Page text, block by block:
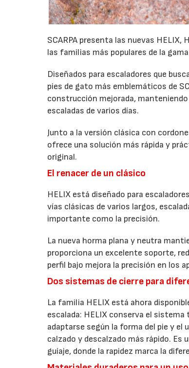
SCARPA presenta las nuevas HELIX,
las familias más populares de la
Diseñados para escaladores que
pies de gato más emblemáticos de
construcción mejorada,
escaladas de varios días.
Junto a la versión clásica con
ofrece una solución más rápida y
original.
El renacer de un clásico
HELIX está diseñado para
vías clásicas de varios largos,
importante como la precisión.
La nueva horma plana y neutra
proporciona un excelente soporte,
perfil bajo mejora la precisión en los
Dos sistemas de cierre para
La familia HELIX está ahora
escalada: HELIX conserva el
adaptarse según la forma del pie y el
calzado y descalzado más rápido.
guíaje, donde la rapidez marca la